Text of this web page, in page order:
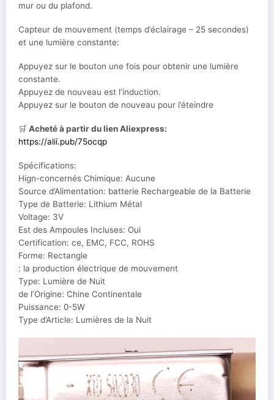
mur ou du plafond.
Capteur de mouvement (temps d’éclairage – 25 secondes)
et une lumière constante:
Appuyez sur le bouton une fois pour obtenir une lumière
constante.
Appuyez de nouveau est l’induction.
Appuyez sur le bouton de nouveau pour l’éteindre
🛒 Acheté à partir du lien Aliexpress:
https://alii.pub/75ocqp
Spécifications:
Hign-concernés Chimique: Aucune
Source d’Alimentation: batterie Rechargeable de la Batterie
Type de Batterie: Lithium Métal
Voltage: 3V
Est des Ampoules Incluses: Oui
Certification: ce, EMC, FCC, ROHS
Forme: Rectangle
: la production électrique de mouvement
Type: Lumière de Nuit
de l’Origine: Chine Continentale
Puissance: 0-5W
Type d’Article: Lumières de la Nuit